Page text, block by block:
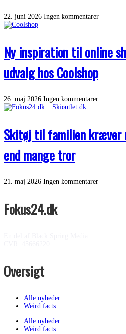
22. juni 2026 Ingen kommentarer
Ny inspiration til online
udvalg hos Coolshop
26. maj 2026 Ingen kommentarer
Skitøj til familien kræver
end mange tror
21. maj 2026 Ingen kommentarer
Fokus24.dk
Oversigt
Alle nyheder
Weird facts
Alle nyheder
Weird facts